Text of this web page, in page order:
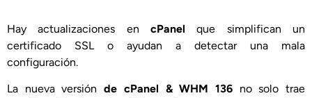
Hay actualizaciones en cPanel que simplifican un
certificado SSL o ayudan a detectar una mala
configuración.
La nueva versiónde cPanel & WHM 136no solo trae